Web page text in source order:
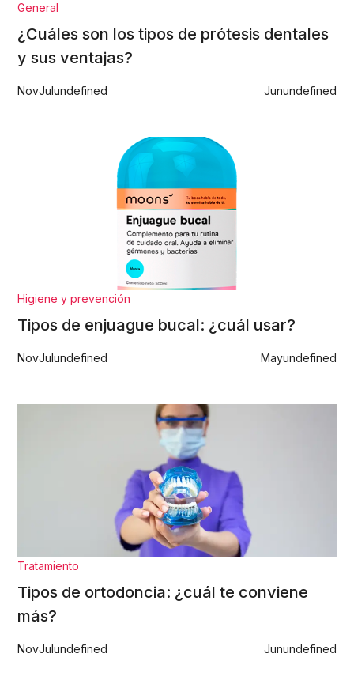
General
¿Cuáles son los tipos de prótesis dentales
y sus ventajas?
NovJulundefined Junundefined
Higiene y prevención
Tipos de enjuague bucal: ¿cuál usar?
NovJulundefined Mayundefined
Tratamiento
Tipos de ortodoncia: ¿cuál te conviene
más?
NovJulundefined Junundefined